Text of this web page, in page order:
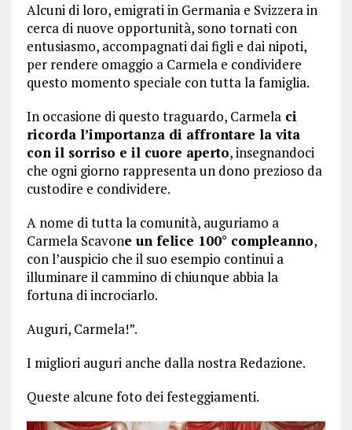
Alcuni di loro, emigrati in Germania e Svizzera in
cerca di nuove opportunità, sono tornati con
entusiasmo, accompagnati dai figli e dai nipoti,
per rendere omaggio a Carmela e condividere
questo momento speciale con tutta la famiglia.
In occasione di questo traguardo, Carmelaci
ricorda l’importanza di affrontare la vita
con il sorriso e il cuore aperto, insegnandoci
che ogni giorno rappresenta un dono prezioso da
custodire e condividere.
A nome di tutta la comunità, auguriamo a
Carmela Scavone un felice 100° compleanno,
con l’auspicio che il suo esempio continui a
illuminare il cammino di chiunque abbia la
fortuna di incrociarlo.
Auguri, Carmela!”.
I migliori auguri anche dalla nostra Redazione.
Queste alcune foto dei festeggiamenti.